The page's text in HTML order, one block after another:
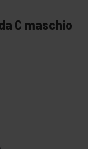
C maschio